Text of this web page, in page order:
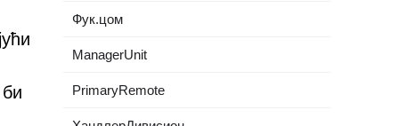
Фук.цом
ManagerUnit
PrimaryRemote